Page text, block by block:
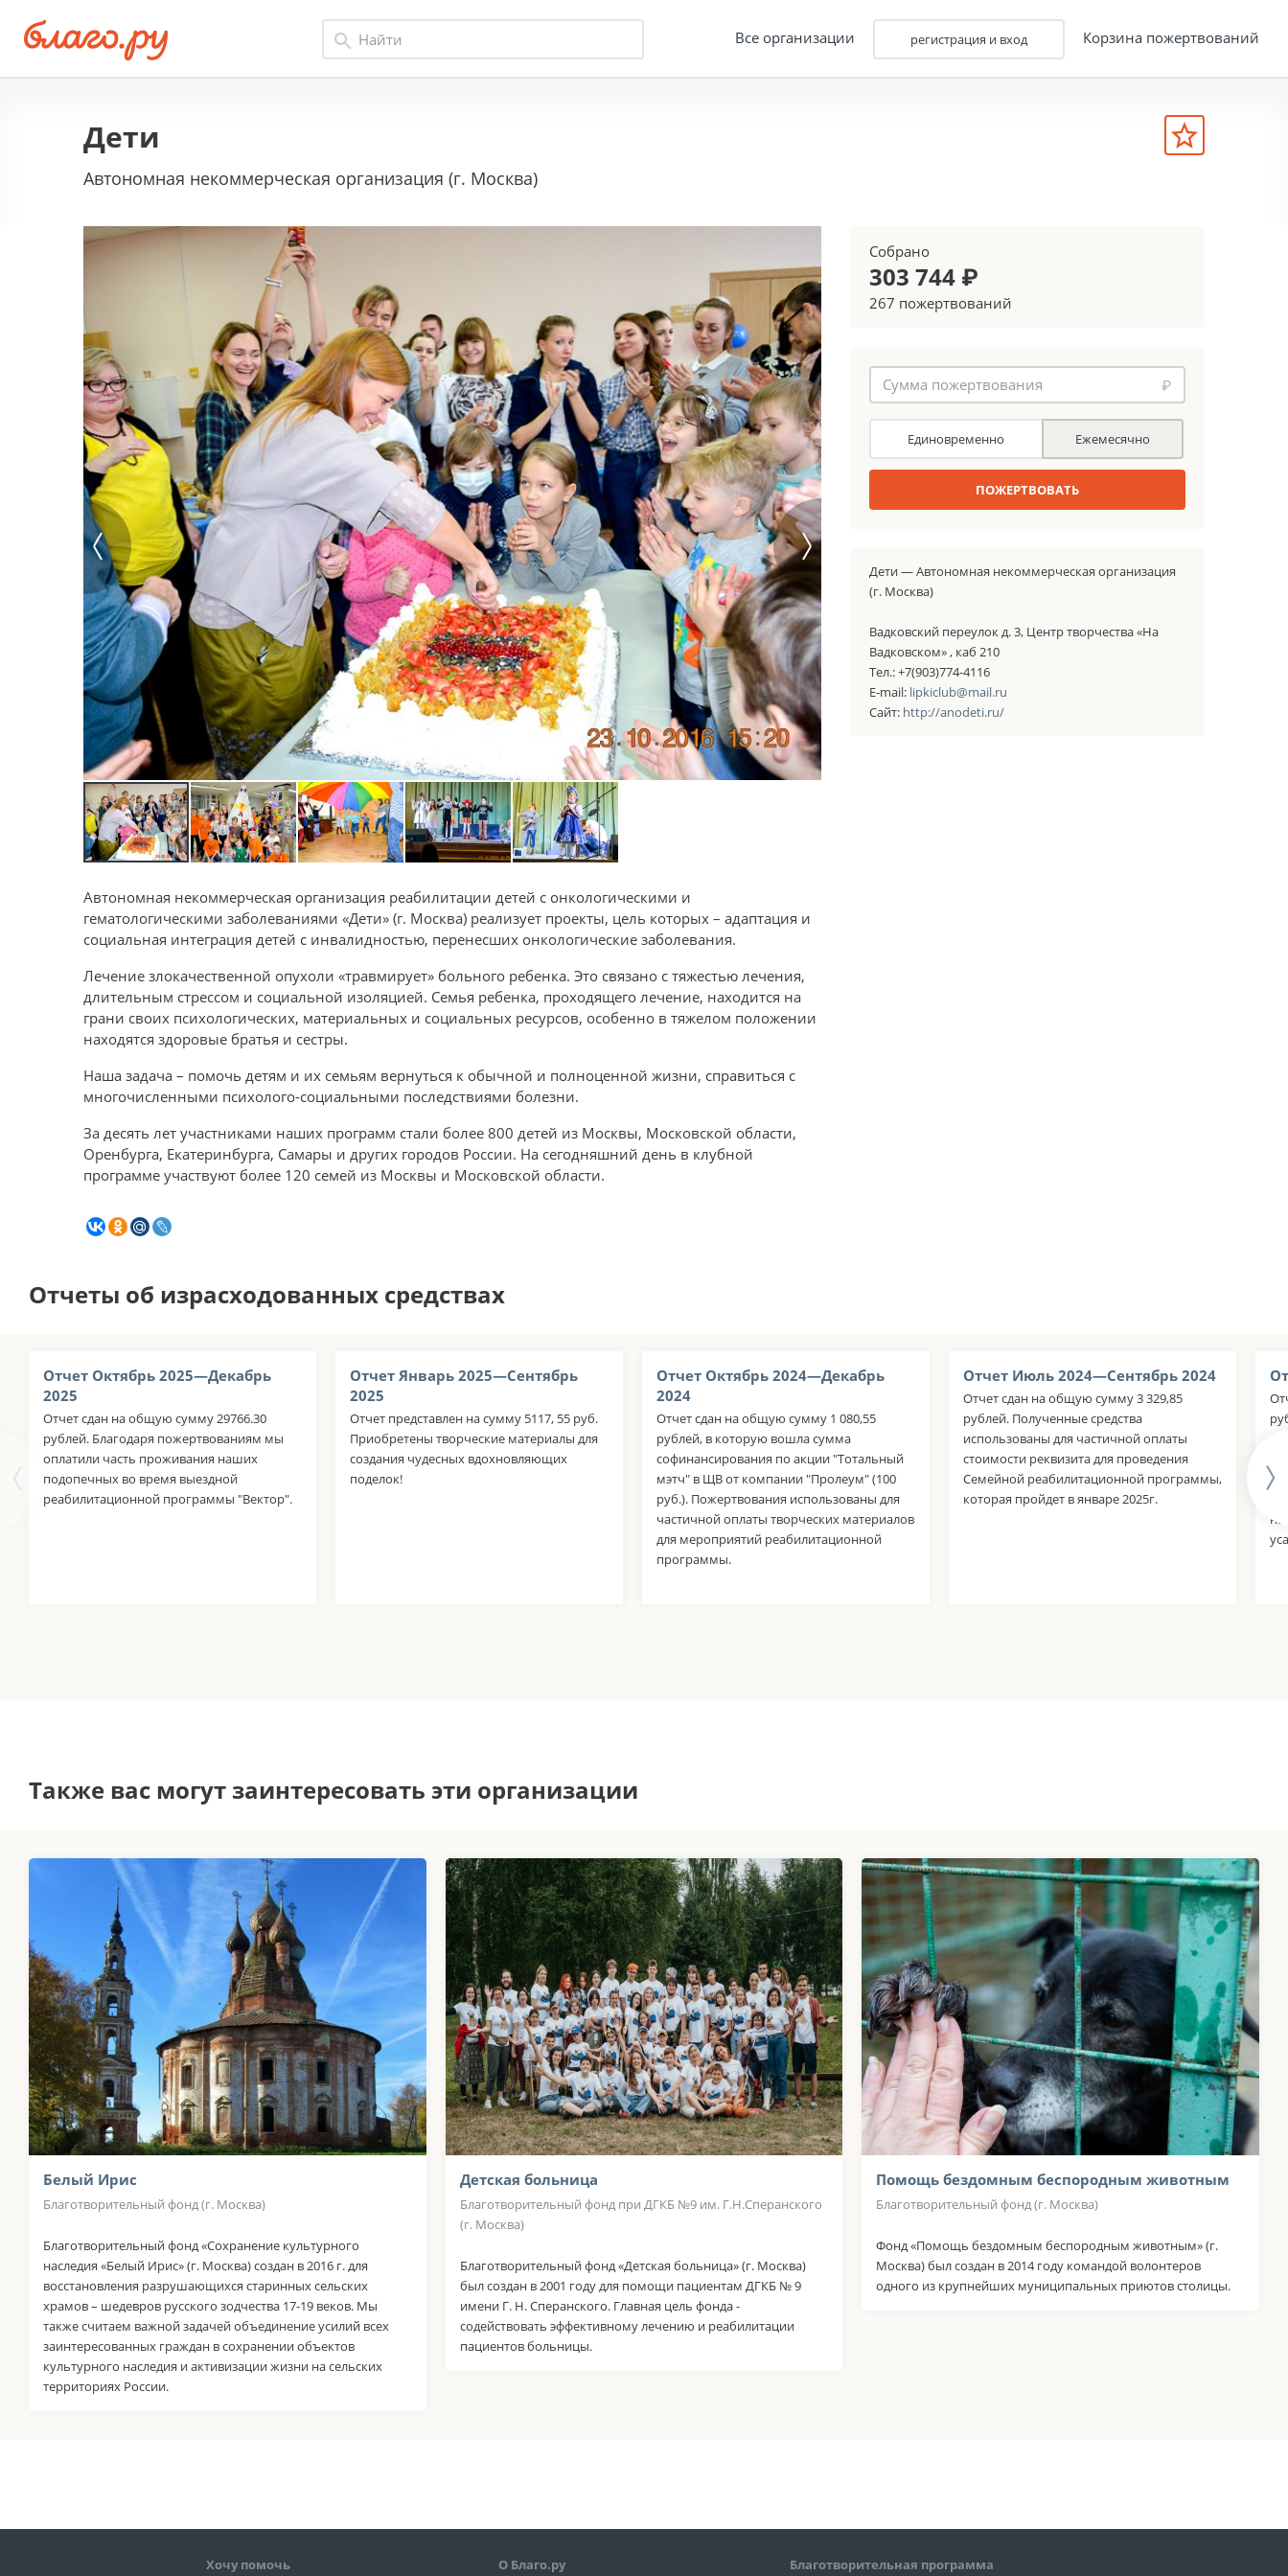
Все организации регистрация и вход Корзина пожертвований
Дети
Автономная некоммерческая организация (г. Москва)
Автономная некоммерческая организация реабилитации детей с онкологическими и
гематологическими заболеваниями «Дети» (г. Москва) реализует проекты, цель которых – адаптация и
социальная интеграция детей с инвалидностью, перенесших онкологические заболевания.
Лечение злокачественной опухоли «травмирует» больного ребенка. Это связано c тяжестью лечения,
длительным стрессом и социальной изоляцией. Семья ребенка, проходящего лечение, находится на
грани своих психологических, материальных и социальных ресурсов, особенно в тяжелом положении
находятся здоровые братья и сестры.
Наша задача – помочь детям и их семьям вернуться к обычной и полноценной жизни, справиться с
многочисленными психолого-социальными последствиями болезни.
За десять лет участниками наших программ стали более 800 детей из Москвы, Московской области,
Оренбурга, Екатеринбурга, Самары и других городов России. На сегодняшний день в клубной
программе участвуют более 120 семей из Москвы и Московской области.
Собрано
303 744 ₽
267 пожертвований
₽
Единовременно Ежемесячно
ПОЖЕРТВОВАТЬ
Дети — Автономная некоммерческая организация
(г. Москва)
Вадковский переулок д. 3, Центр творчества «На
Вадковском» , каб 210
Тел.: +7(903)774-4116
E-mail: lipkiclub@mail.ru
Сайт: http://anodeti.ru/
Отчеты об израсходованных средствах
Отчет Октябрь 2025—Декабрь
2025
Отчет сдан на общую сумму 29766.30
рублей. Благодаря пожертвованиям мы
оплатили часть проживания наших
подопечных во время выездной
реабилитационной программы "Вектор".
Отчет Январь 2025—Сентябрь
2025
Отчет представлен на сумму 5117, 55 руб.
Приобретены творческие материалы для
создания чудесных вдохновляющих
поделок!
Отчет Октябрь 2024—Декабрь
2024
Отчет сдан на общую сумму 1 080,55
рублей, в которую вошла сумма
софинансирования по акции "Тотальный
мэтч" в ЩВ от компании "Пролеум" (100
руб.). Пожертвования использованы для
частичной оплаты творческих материалов
для мероприятий реабилитационной
программы.
Отчет Июль 2024—Сентябрь 2024
Отчет сдан на общую сумму 3 329,85
рублей. Полученные средства
использованы для частичной оплаты
стоимости реквизита для проведения
Семейной реабилитационной программы,
которая пройдет в январе 2025г.
Также вас могут заинтересовать эти организации
Белый Ирис
Благотворительный фонд (г. Москва)
Благотворительный фонд «Сохранение культурного
наследия «Белый Ирис» (г. Москва) создан в 2016 г. для
восстановления разрушающихся старинных сельских
храмов – шедевров русского зодчества 17-19 веков. Мы
также считаем важной задачей объединение усилий всех
заинтересованных граждан в сохранении объектов
культурного наследия и активизации жизни на сельских
территориях России.
Детская больница
Благотворительный фонд при ДГКБ №9 им. Г.Н.Сперанского
(г. Москва)
Благотворительный фонд «Детская больница» (г. Москва)
был создан в 2001 году для помощи пациентам ДГКБ № 9
имени Г. Н. Сперанского. Главная цель фонда -
содействовать эффективному лечению и реабилитации
пациентов больницы.
Помощь бездомным беспородным животным
Благотворительный фонд (г. Москва)
Фонд «Помощь бездомным беспородным животным» (г.
Москва) был создан в 2014 году командой волонтеров
одного из крупнейших муниципальных приютов столицы.
Хочу помочь О Благо.ру Благотворительная программа